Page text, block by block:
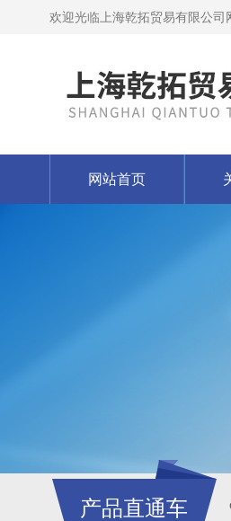
欢迎光临上海乾拓贸易有限公司
网站首页
产品直通车